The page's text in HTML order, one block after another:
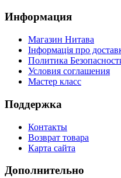
Информация
Магазин Нитава
Інформація про
Политика
Условия соглашения
Мастер класс
Поддержка
Контакты
Возврат товара
Карта сайта
Дополнительно